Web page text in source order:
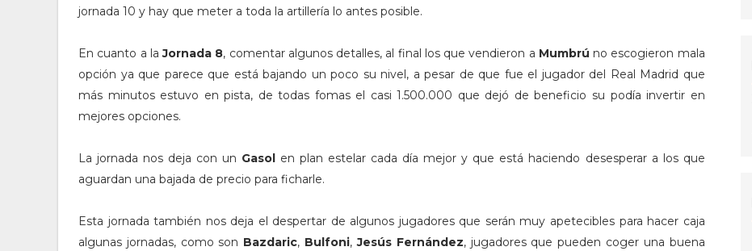
jornada 10 y hay que meter a toda la artillería lo antes posible.
En cuanto a laJornada 8, comentar algunos detalles, al final los que vendieron a Mumbrú no escogieron mala
opción ya que parece que está bajando un poco su nivel, a pesar de que fue el jugador del Real Madrid que
más minutos estuvo en pista, de todas fomas el casi 1.500.000 que dejó de beneficio su podía invertir en
mejores opciones.
La jornada nos deja con un Gasol en plan estelar cada día mejor y que está haciendo desesperar a los que
aguardan una bajada de precio para ficharle.
Esta jornada también nos deja el despertar de algunos jugadores que serán muy apetecibles para hacer caja
algunas jornadas, como son Bazdaric, Bulfoni,Jesús Fernández, jugadores que pueden coger una buena